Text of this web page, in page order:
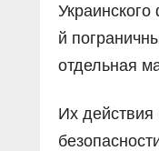
й
отдельная
Их